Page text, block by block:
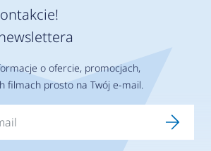
o ofercie, promocjach,
filmach prosto na Twój e-mail.